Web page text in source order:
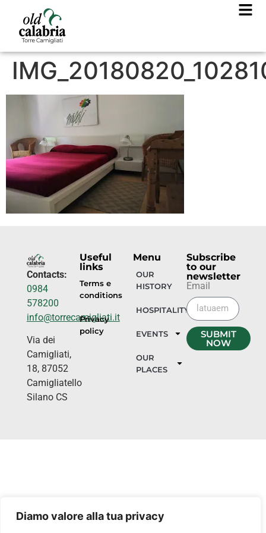
Diamo valore alla tua privacy
Contacts:
0984
578200
info@torrecamigliati.it
Via dei
Camigliati,
18, 87052
Camigliatello
Silano CS
Useful
links
Terms e
conditions
Privacy
policy
Menu
OUR
HISTORY
HOSPITALITY
EVENTS
OUR
PLACES
Subscribe
to our
newsletter
Email
SUBMIT
NOW